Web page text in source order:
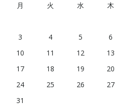
月
火 水 木
3
4 5 6
10
11 12 13
17
18 19 20
24
25 26 27
31